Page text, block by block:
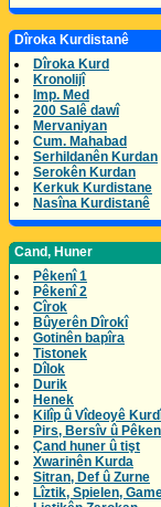
Dîroka Kurdistanê
Dîroka Kurd
Kronolijî
Imp. Med
200 Salê dawî
Mervaniyan
Cum. Mahabad
Serhildanên Kurdan
Serokên Kurdan
Kerkuk Kurdistane
Nasîna Kurdistanê
Cand, Huner
Pêkenî 1
Pêkenî 2
Cîrok
Bûyerên Dîrokî
Gotinên bapîra
Tistonek
Dîlok
Durik
Henek
Kilîp û Vîdeoyê
Pirs, Bersîv û Pêken
Çand huner û tişt
Xwarinên Kurda
Sitran, Def û Zurne
Lîztik, Spielen,